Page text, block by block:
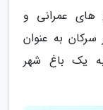
عمرانی و
به عنوان
یک باغ شهر